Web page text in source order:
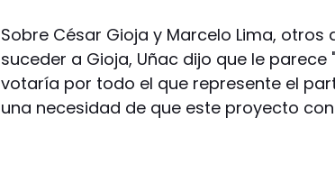
Sobre César Gioja y Marcelo Lima,
suceder a Gioja, Uñac dijo que le parece
votaría por todo el que represente el
una necesidad de que este proyecto